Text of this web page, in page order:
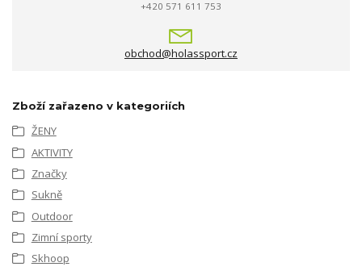
+420 571 611 753
obchod@holassport.cz
Zboží zařazeno v kategoriích
ŽENY
AKTIVITY
Značky
Sukně
Outdoor
Zimní sporty
Skhoop